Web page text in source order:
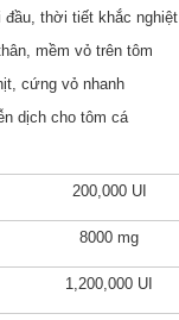
thời tiết khắc nghiệt
mềm vỏ trên tôm
cứng vỏ nhanh
dịch cho tôm cá
200,000 UI
8000 mg
1,200,000 UI